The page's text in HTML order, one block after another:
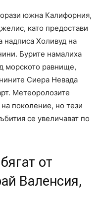
южна Калифорния,
като предостави
надписа Холивуд на
Бурите намалиха
морското равнище,
Сиера Невада
Метеоролозите
поколение, но тези
се увеличават по
от
Валенсия,